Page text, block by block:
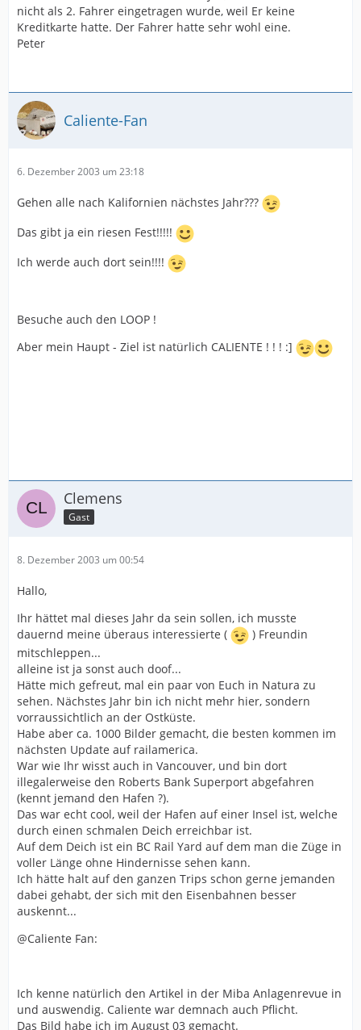
nicht als 2. Fahrer eingetragen wurde, weil Er keine
Kreditkarte hatte. Der Fahrer hatte sehr wohl eine.
Peter
Caliente-Fan
6. Dezember 2003 um 23:18
Gehen alle nach Kalifornien nächstes Jahr???
Das gibt ja ein riesen Fest!!!!!
Ich werde auch dort sein!!!!
Besuche auch den LOOP !
Aber mein Haupt - Ziel ist natürlich CALIENTE ! ! ! :]
Clemens
Gast
8. Dezember 2003 um 00:54
Hallo,
Ihr hättet mal dieses Jahr da sein sollen, ich musste
dauernd meine überaus interessierte (
) Freundin
mitschleppen...
alleine ist ja sonst auch doof...
Hätte mich gefreut, mal ein paar von Euch in Natura zu
sehen. Nächstes Jahr bin ich nicht mehr hier, sondern
vorraussichtlich an der Ostküste.
Habe aber ca. 1000 Bilder gemacht, die besten kommen im
nächsten Update auf railamerica.
War wie Ihr wisst auch in Vancouver, und bin dort
illegalerweise den Roberts Bank Superport abgefahren
(kennt jemand den Hafen ?).
Das war echt cool, weil der Hafen auf einer Insel ist, welche
durch einen schmalen Deich erreichbar ist.
Auf dem Deich ist ein BC Rail Yard auf dem man die Züge in
voller Länge ohne Hindernisse sehen kann.
Ich hätte halt auf den ganzen Trips schon gerne jemanden
dabei gehabt, der sich mit den Eisenbahnen besser
auskennt...
@Caliente Fan:
Ich kenne natürlich den Artikel in der Miba Anlagenrevue in
und auswendig. Caliente war demnach auch Pflicht.
Das Bild habe ich im August 03 gemacht.